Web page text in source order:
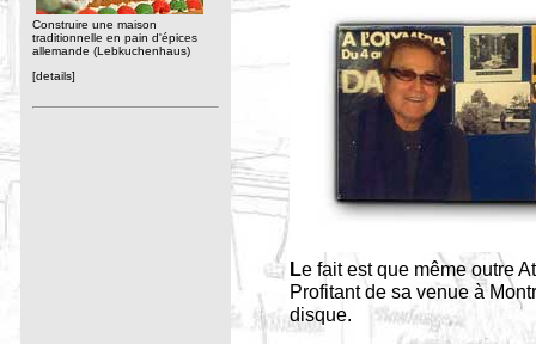
Construire une maison
traditionnelle en pain d'épices
allemande (Lebkuchenhaus)
[details]
Le fait est que même outre
Profitant de sa venue à
disque.